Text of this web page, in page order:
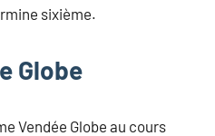
sixième.
Globe
Vendée Globe au cours